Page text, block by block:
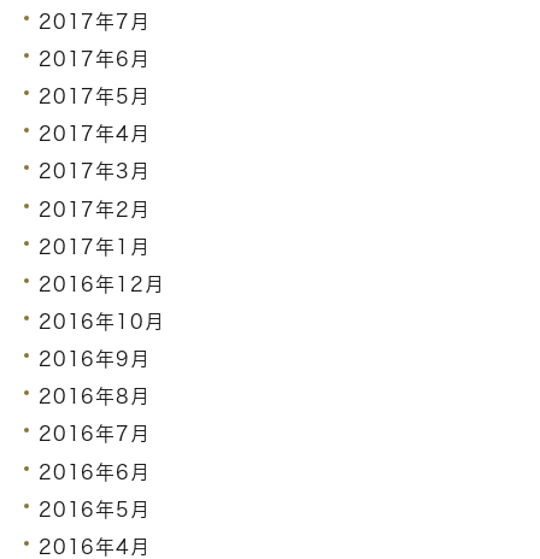
2017年7月
2017年6月
2017年5月
2017年4月
2017年3月
2017年2月
2017年1月
2016年12月
2016年10月
2016年9月
2016年8月
2016年7月
2016年6月
2016年5月
2016年4月